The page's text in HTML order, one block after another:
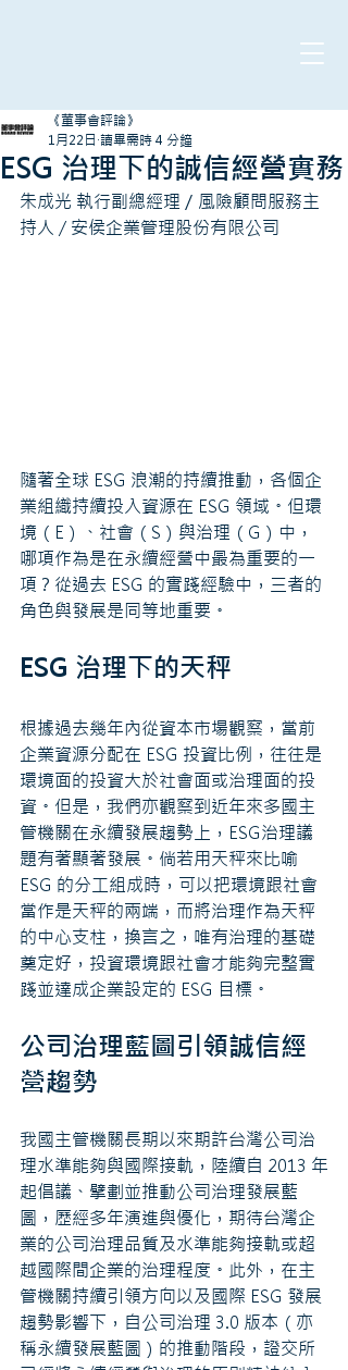
ESG 治理下的誠信經營實務
《董事會評論》
1月22日 讀畢需時 4 分鐘
朱成光 執行副總經理／風險顧問服務主
持人 / 安侯企業管理股份有限公司
隨著全球 ESG 浪潮的持續推動，各個企
業組織持續投入資源在 ESG 領域。但環
境（E）、社會（S）與治理（G）中，
哪項作為是在永續經營中最為重要的一
項？從過去 ESG 的實踐經驗中，三者的
角色與發展是同等地重要。
ESG 治理下的天秤
根據過去幾年內從資本市場觀察，當前
企業資源分配在 ESG 投資比例，往往是
環境面的投資大於社會面或治理面的投
資。但是，我們亦觀察到近年來多國主
管機關在永續發展趨勢上，ESG治理議
題有著顯著發展。倘若用天秤來比喻
ESG 的分工組成時，可以把環境跟社會
當作是天秤的兩端，而將治理作為天秤
的中心支柱，換言之，唯有治理的基礎
奠定好，投資環境跟社會才能夠完整實
踐並達成企業設定的 ESG 目標。
公司治理藍圖引領誠信經
營趨勢
我國主管機關長期以來期許台灣公司治
理水準能夠與國際接軌，陸續自 2013 年
起倡議、擘劃並推動公司治理發展藍
圖，歷經多年演進與優化，期待台灣企
業的公司治理品質及水準能夠接軌或超
越國際間企業的治理程度。此外，在主
管機關持續引領方向以及國際 ESG 發展
趨勢影響下，自公司治理 3.0 版本（亦
稱永續發展藍圖）的推動階段，證交所